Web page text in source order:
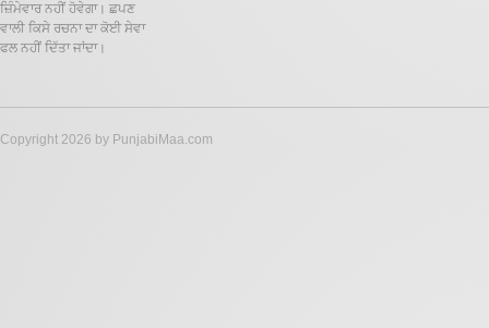
ਜ਼ਿੰਮੇਵਾਰ ਨਹੀਂ ਹੋਵੇਗਾ। ਛਪਣ
ਵਾਲੀ ਕਿਸੇ ਰਚਨਾ ਦਾ ਕੋਈ ਸੇਵਾ
ਫਲ ਨਹੀਂ ਦਿੱਤਾ ਜਾਂਦਾ।
Copyright 2026 by PunjabiMaa.com